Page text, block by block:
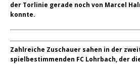
der Torlinie gerade noch von Marcel
konnte.
Zahlreiche Zuschauer sahen in der
spielbestimmenden FC Lohrbach, der